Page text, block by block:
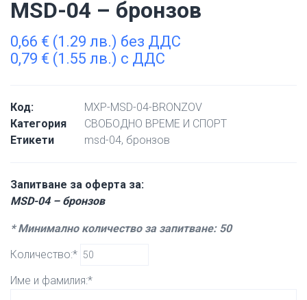
MSD-04 – бронзов
0,66 € (1.29 лв.) без ДДС
0,79 € (1.55 лв.) с ДДС
Код:
MXP-MSD-04-BRONZOV
Категория
СВОБОДНО ВРЕМЕ И СПОРТ
Етикети
msd-04, бронзов
Запитване за оферта за:
MSD-04 – бронзов
* Минимално количество за запитване: 50
Количество:*
Име и фамилия:*